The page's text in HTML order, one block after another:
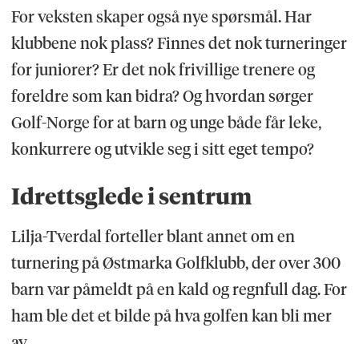
For veksten skaper også nye spørsmål. Har
klubbene nok plass? Finnes det nok turneringer
for juniorer? Er det nok frivillige trenere og
foreldre som kan bidra? Og hvordan sørger
Golf-Norge for at barn og unge både får leke,
konkurrere og utvikle seg i sitt eget tempo?
Idrettsglede i sentrum
Lilja-Tverdal forteller blant annet om en
turnering på Østmarka Golfklubb, der over 300
barn var påmeldt på en kald og regnfull dag. For
ham ble det et bilde på hva golfen kan bli mer